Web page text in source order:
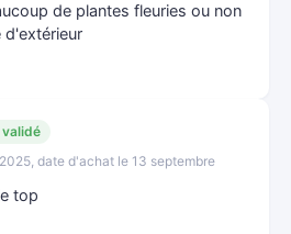
de plantes fleuries ou non
d'extérieur
date d'achat le 13 septembre
top